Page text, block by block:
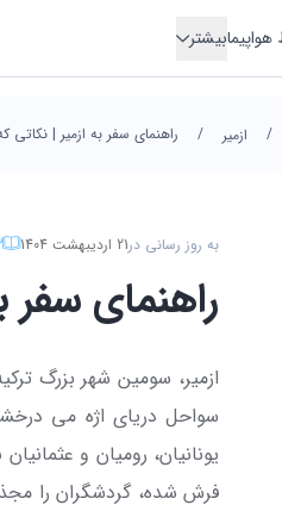
هواپیمابیشتر
هتل
/ ازمیر / راهنمای سفر به ازمیر | نکاتی
به روز رسانی در21 اردیبهشت 1404
راهنمای سفر
سواحل دریای اژه می
یونانیان، رومیان و
فرش شده، گردشگران را